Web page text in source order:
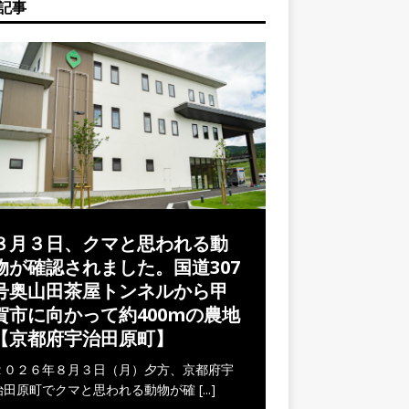
事
月３日、クマと思われる動
が確認されました。国道307
奥山田茶屋トンネルから甲
市に向かって約400mの農地
京都府宇治田原町】
０２６年８月３日（月）夕方、京都府宇
田原町でクマと思われる動物が確 [...]